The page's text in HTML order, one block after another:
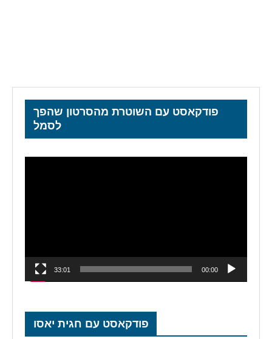
פודקאסט עם השוטרת מהסרטון שהפך
לסמל
00:00
33:01
פודקאסט עם חגית יאסו